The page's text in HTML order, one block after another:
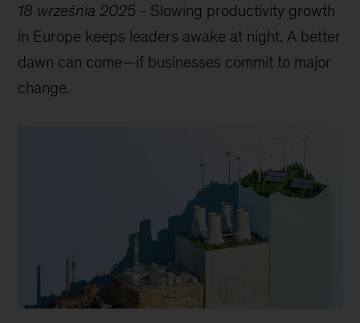
18 września 2025 - Slowing productivity growth
in Europe keeps leaders awake at night. A better
dawn can come—if businesses commit to major
change.